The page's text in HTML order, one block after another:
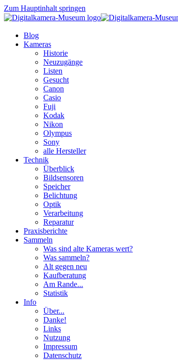
Zum Hauptinhalt springen
Blog
Kameras
Historie
Neuzugänge
Listen
Gesucht
Canon
Casio
Fuji
Kodak
Nikon
Olympus
Sony
alle Hersteller
Technik
Überblick
Bildsensoren
Speicher
Belichtung
Optik
Verarbeitung
Reparatur
Praxisberichte
Sammeln
Was sind alte Kameras wert?
Was sammeln?
Alt gegen neu
Kaufberatung
Am Rande...
Statistik
Info
Über...
Danke!
Links
Nutzung
Impressum
Datenschutz